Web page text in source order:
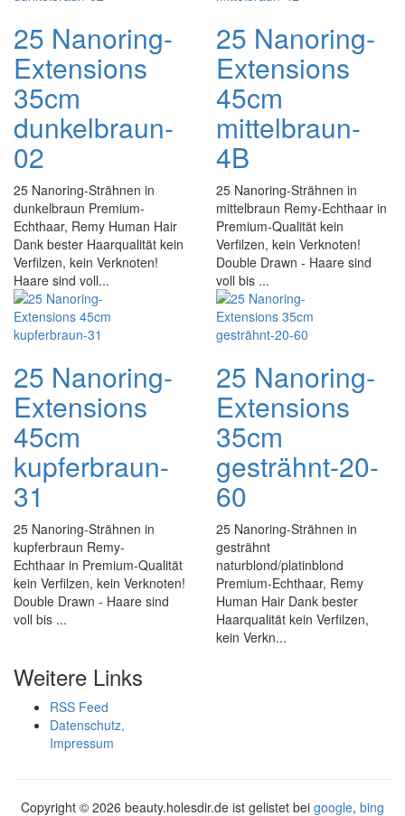
25 Nanoring-
Extensions
35cm
dunkelbraun-
02
25 Nanoring-Strähnen in
dunkelbraun Premium-
Echthaar, Remy Human Hair
Dank bester Haarqualität kein
Verfilzen, kein Verknoten!
Haare sind voll...
25 Nanoring-
Extensions
45cm
mittelbraun-
4B
25 Nanoring-Strähnen in
mittelbraun Remy-Echthaar in
Premium-Qualität kein
Verfilzen, kein Verknoten!
Double Drawn - Haare sind
voll bis ...
25 Nanoring-
Extensions
45cm
kupferbraun-
31
25 Nanoring-Strähnen in
kupferbraun Remy-
Echthaar in Premium-Qualität
kein Verfilzen, kein Verknoten!
Double Drawn - Haare sind
voll bis ...
25 Nanoring-
Extensions
35cm
gesträhnt-20-
60
25 Nanoring-Strähnen in
gesträhnt
naturblond/platinblond
Premium-Echthaar, Remy
Human Hair Dank bester
Haarqualität kein Verfilzen,
kein Verkn...
Weitere Links
RSS Feed
Datenschutz,
Impressum
Copyright © 2026 beauty.holesdir.de ist gelistet bei google, bing